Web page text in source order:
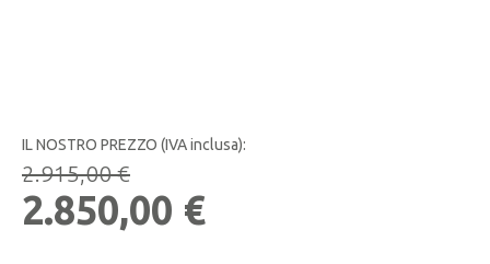
IL NOSTRO PREZZO (IVA inclusa):
2.915,00€
Il
2.850,00 €